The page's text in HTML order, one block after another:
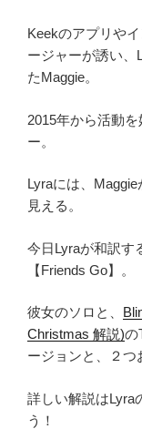
Keekのアプリや
ージャーが誘い、
たMaggie。
2015年から活動
ー。
Lyraには、
見える。
今日Lyraが和訳す
【Friends Go】。
彼女のソロと、
Christmas 解説)の
ージョンと、２つ
詳しい解説はLyra
う！